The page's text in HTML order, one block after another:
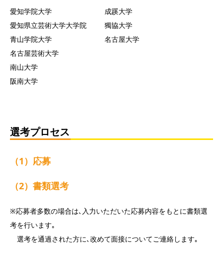
愛知学院大学
愛知県立芸術大学大学院
青山学院大学
成蹊大学
獨協大学
名古屋大学
名古屋芸術大学
南山大学
阪南大学
選考プロセス
（1）応募
（2）書類選考
※応募者多数の場合は､入力いただいた応募内容をもとに書類選
考を行います｡
選考を通過された方に､改めて面接についてご連絡します｡